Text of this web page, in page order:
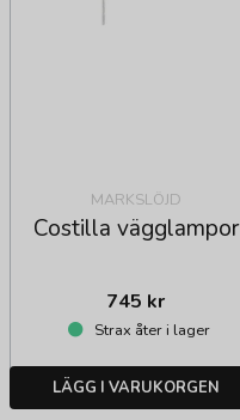
MARKSLÖJD
Costilla vägglampor
745 kr
Strax åter i lager
LÄGG I VARUKORGEN